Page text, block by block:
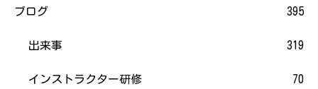
ブログ 395
出来事 319
インストラクター研修 70